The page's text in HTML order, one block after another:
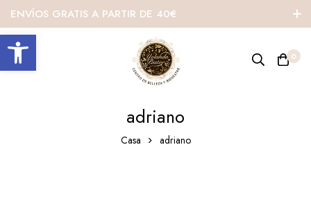
Abrir barra de herramientas
ENVÍOS GRATIS A PARTIR DE 40€
0
adriano
Casa adriano